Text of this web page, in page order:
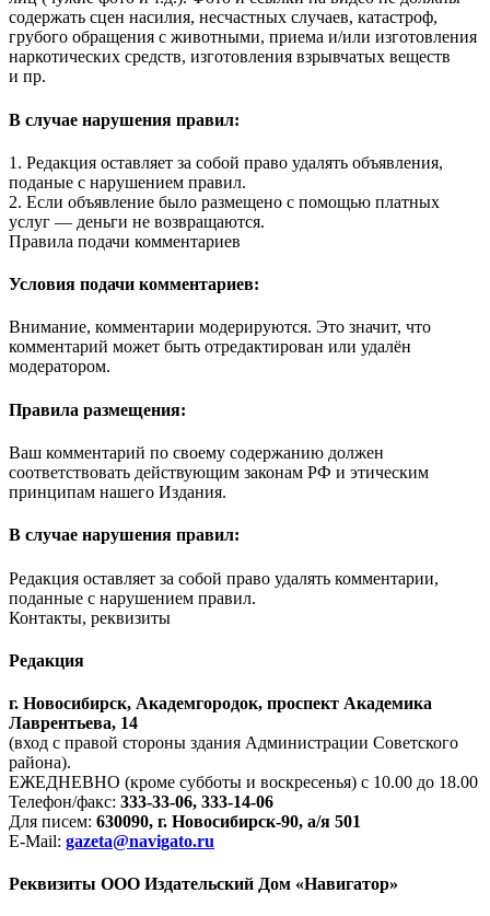
содержать сцен насилия, несчастных случаев, катастроф,
грубого обращения с животными, приема и/или изготовления
наркотических средств, изготовления взрывчатых веществ
и пр.
В случае нарушения правил:
1. Редакция оставляет за собой право удалять объявления,
поданые с нарушением правил.
2. Если объявление было размещено с помощью платных
услуг — деньги не возвращаются.
Правила подачи комментариев
Условия подачи комментариев:
Внимание, комментарии модерируются. Это значит, что
комментарий может быть отредактирован или удалён
модератором.
Правила размещения:
Ваш комментарий по своему содержанию должен
соответствовать действующим законам РФ и этическим
принципам нашего Издания.
В случае нарушения правил:
Редакция оставляет за собой право удалять комментарии,
поданные с нарушением правил.
Контакты, реквизиты
Редакция
г. Новосибирск, Академгородок, проспект Академика
Лаврентьева, 14
(вход с правой стороны здания Администрации Советского
района).
ЕЖЕДНЕВНО (кроме субботы и воскресенья) с 10.00 до 18.00
Телефон/факс: 333-33-06, 333-14-06
Для писем: 630090, г. Новосибирск-90, а/я 501
E-Mail: gazeta@navigato.ru
Реквизиты ООО Издательский Дом «Навигатор»